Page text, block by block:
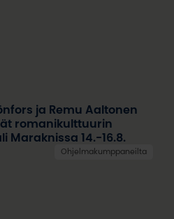
ja Remu Aaltonen
romanikulttuurin
Maraknissa 14.-16.8.
Ohjelmakumppaneilta